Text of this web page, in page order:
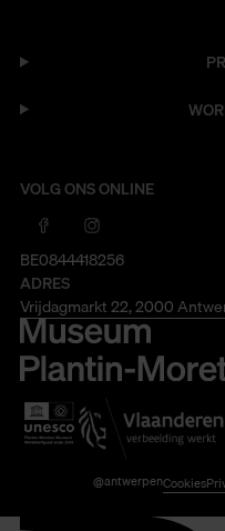
VOLG ONS ONLINE
BE0844418256
ADRES
Vrijdagmarkt 22, 2000
@antwerpenCookies